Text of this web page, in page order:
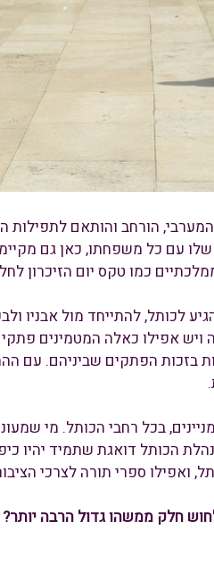
הורחב והותאם לתפילות
עם כל משפחתו, כאן גם
כמו טקס יום הזיכרון
לכותל, להתייחד מול אבניו
אפילו כאלה המטמינים
בזכות הפתקים שביניהם. עם
בכל רחבי הכותל. מי
הכותל דואגת שתמיד יהיו
ואפילו ספרי תורה לצרכי
חלק ממשהו גדול הרבה